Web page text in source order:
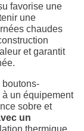
favorise une
une
chaudes
et garantit
boutons-
un équipement
sobre et
un
thermique